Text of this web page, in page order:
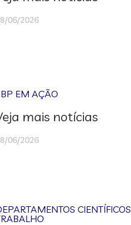
06/2026
EM AÇÃO
mais notícias
06/2026
CIENTÍFICOS